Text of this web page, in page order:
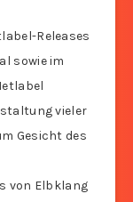
Releases
sowie im
vieler
Gesicht des
von Elbklang